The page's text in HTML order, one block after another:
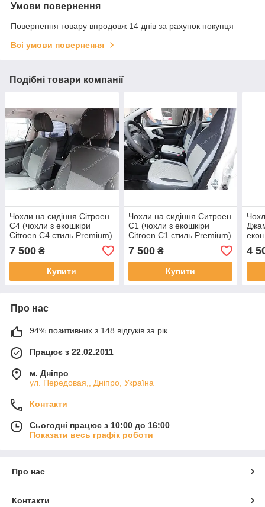
Умови повернення
Повернення товару впродовж 14 днів за рахунок покупця
Всі умови повернення
Подібні товари компанії
Чохли на сидіння Сітроен
С4 (чохли з екошкіри
Citroen C4 стиль Premium)
7 500 ₴
Купити
Чохли на сидіння Ситроен
С1 (чохли з екошкіри
Citroen C1 стиль Premium)
7 500₴
Купити
4
Про нас
94% позитивних з 148 відгуків за рік
Працює з 22.02.2011
м. Дніпро
ул. Передовая,, Дніпро, Україна
Контакти
Сьогодні працює з 10:00 до 16:00
Показати весь графік роботи
Про нас
Контакти